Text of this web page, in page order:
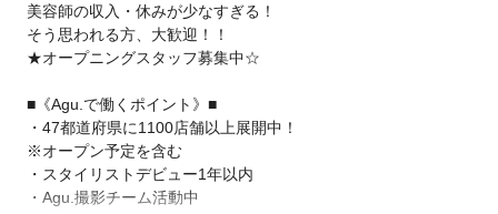
美容師の収入・休みが少なすぎる！
そう思われる方、大歓迎！！
★オープニングスタッフ募集中☆
■《Agu.で働くポイント》■
・47都道府県に1100店舗以上展開中！
※オープン予定を含む
・スタイリストデビュー1年以内
・Agu.撮影チーム活動中